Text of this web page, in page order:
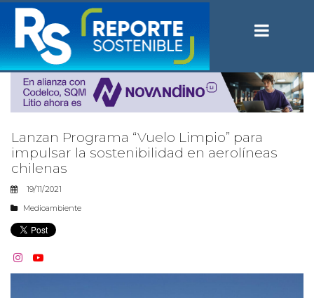
Lanzan Programa “Vuelo Limpio” para
impulsar la sostenibilidad en aerolíneas
chilenas
19/11/2021
Medioambiente
 